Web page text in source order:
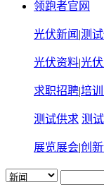
领跑者官网
光伏新闻 |测
光伏资料|光
求职招聘|培
测试供求 测
展览展会|创